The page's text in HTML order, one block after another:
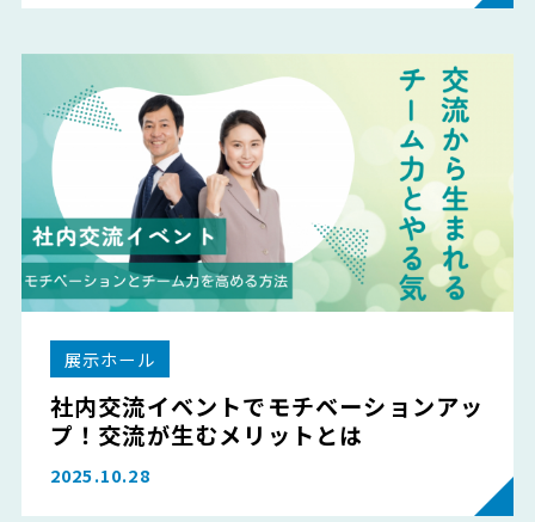
展示ホール
社内交流イベントでモチベーションアッ
プ！交流が生むメリットとは
2025.10.28